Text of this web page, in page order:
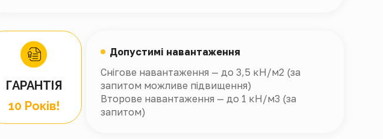
ГАРАНТІЯ
10 Років!
Допустимі навантаження
Снігове навантаження — до 3,5 кН/м2 (за
запитом можливе підвищення)
Второве навантаження — до 1 кН/м3 (за
запитом)